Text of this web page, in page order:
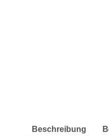
weitere Registerkarten
Beschreibung